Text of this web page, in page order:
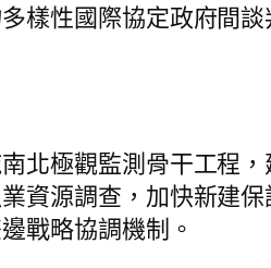
樣性國際協定政府間
北極觀監測骨干工程
資源調查，加快新建
戰略協調機制。